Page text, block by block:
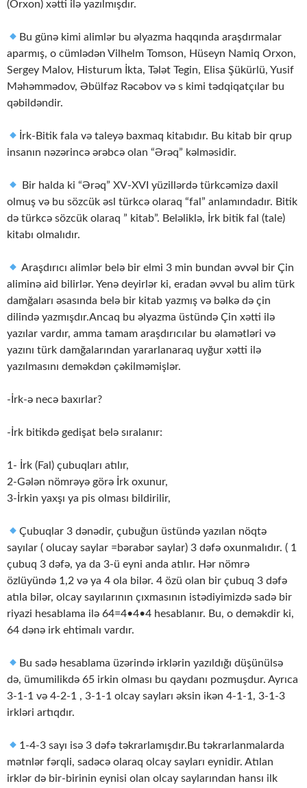
(Orxon) xətti ilə yazılmışdır.
Bu günə kimi alimlər bu əlyazma haqqında araşdırmalar
aparmış, o cümlədən Vilhelm Tomson, Hüseyn Namiq Orxon,
Sergey Malov, Histurum İkta, Tələt Tegin, Elisa Şükürlü, Yusif
Məhəmmədov, Əbülfəz Rəcəbov və s kimi tədqiqatçılar bu
qəbildəndir.
İrk-Bitik fala və taleyə baxmaq kitabıdır. Bu kitab bir qrup
insanın nəzərincə ərəbcə olan “Ərəq” kəlməsidir.
Bir halda ki “Ərəq” XV-XVI yüzillərdə türkcəmizə daxil
olmuş və bu sözcük əsl türkcə olaraq “fal” anlamındadır. Bitik
də türkcə sözcük olaraq ” kitab”. Beləliklə, İrk bitik fal (tale)
kitabı olmalıdır.
Araşdırıcı alimlər belə bir elmi 3 min bundan əvvəl bir Çin
aliminə aid bilirlər. Yenə deyirlər ki, eradan əvvəl bu alim türk
damğaları əsasında belə bir kitab yazmış və bəlkə də çin
dilində yazmışdır.Ancaq bu əlyazma üstündə Çin xətti ilə
yazılar vardır, amma tamam araşdırıcılar bu əlamətləri və
yazını türk damğalarından yararlanaraq uyğur xətti ilə
yazılmasını deməkdən çəkilməmişlər.
-İrk-ə necə baxırlar?
-İrk bitikdə gedişat belə sıralanır:
1- İrk (Fal) çubuqları atılır,
2-Gələn nömrəyə görə İrk oxunur,
3-İrkin yaxşı ya pis olması bildirilir,
Çubuqlar 3 dənədir, çubuğun üstündə yazılan nöqtə
sayılar ( olucay saylar =bərabər saylar) 3 dəfə oxunmalıdır. ( 1
çubuq 3 dəfə, ya da 3-ü eyni anda atılır. Hər nömrə
özlüyündə 1,2 və ya 4 ola bilər. 4 özü olan bir çubuq 3 dəfə
atıla bilər, olcay sayılarının çıxmasının istədiyimizdə sadə bir
riyazi hesablama ilə 64=4•4•4 hesablanır. Bu, o deməkdir ki,
64 dənə irk ehtimalı vardır.
Bu sadə hesablama üzərində irklərin yazıldığı düşünülsə
də, ümumilikdə 65 irkin olması bu qaydanı pozmuşdur. Ayrıca
3-1-1 və 4-2-1 , 3-1-1 olcay sayları əksin ikən 4-1-1, 3-1-3
irkləri artıqdır.
1-4-3 sayı isə 3 dəfə təkrarlamışdır.Bu təkrarlanmalarda
mətnlər fərqli, sadəcə olaraq olcay sayları eynidir. Atılan
irklər də bir-birinin eynisi olan olcay saylarından hansı ilk